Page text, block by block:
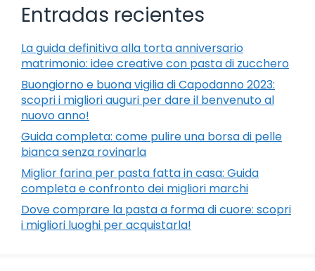
Entradas recientes
La guida definitiva alla torta anniversario
matrimonio: idee creative con pasta di zucchero
Buongiorno e buona vigilia di Capodanno 2023:
scopri i migliori auguri per dare il benvenuto al
nuovo anno!
Guida completa: come pulire una borsa di pelle
bianca senza rovinarla
Miglior farina per pasta fatta in casa: Guida
completa e confronto dei migliori marchi
Dove comprare la pasta a forma di cuore: scopri
i migliori luoghi per acquistarla!